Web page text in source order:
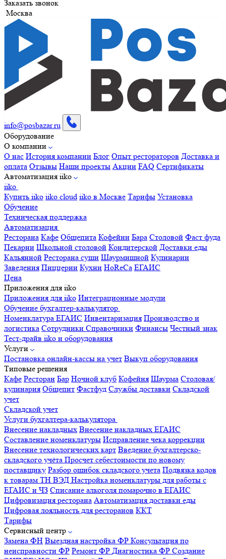
Заказать звонок
Москва
info@posbazar.ru
Оборудование
О компании
О нас История компании Блог Опыт рестораторов Доставка и
оплата Отзывы Наши проекты Акции FAQ Сертификаты
Автоматизация iiko
iiko
Купить iiko iiko cloud iiko в Москве Тарифы Установка
Обучение
Техническая поддержка
Автоматизация
Ресторана Кафе Общепита Кофейни Бара Столовой Фаст фуда
Пекарни Школьной столовой Кондитерской Доставки еды
Кальянной Ресторана суши Шаурмишной Кулинарии
Заведения Пиццерии Кухни HoReCa ЕГАИС
Цена
Приложения для iiko
Приложения для iiko Интеграционные модули
Обучение бухгалтер-калькулятор
Номенклатура ЕГАИС Инвентаризация Производство и
логистика Сотрудники Справочники Финансы Честный знак
Тест-драйв iiko и оборудования
Услуги
Постановка онлайн-кассы на учет Выкуп оборудования
Типовые решения
Кафе Ресторан Бар Ночной клуб Кофейня Шаурма Столовая/
кулинария Общепит Фастфуд Службы доставки Складской
учет
Складской учет
Услуги бухгалтера-калькулятора
Внесение накладных Внесение накладных ЕГАИС
Составление номенклатуры Исправление чека коррекции
Внесение технологических карт Введение бухгалтерско-
складского учёта Просчет себестоимости по новому
поставщику Разбор ошибок складского учета Подвязка кодов
к товарам ТН ВЭД Настройка номенклатуры для работы с
ЕГАИС и ЧЗ Списание алкоголя помарочно в ЕГАИС
Цифровизация ресторана Автоматизация доставки еды
Цифровая лояльность для ресторанов ККТ
Тарифы
Сервисный центр
Замена ФН Выездная настройка ФР Консультация по
неисправности ФР Ремонт ФР Диагностика ФР Создание